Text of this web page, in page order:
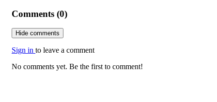
Comments (0)
Hide comments
Sign in to leave a comment
No comments yet. Be the first to comment!